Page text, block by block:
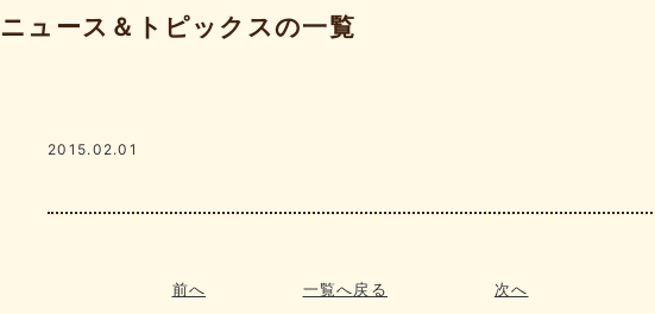
ニュース＆トピックスの一覧
2015.02.01
前へ 一覧へ戻る 次へ